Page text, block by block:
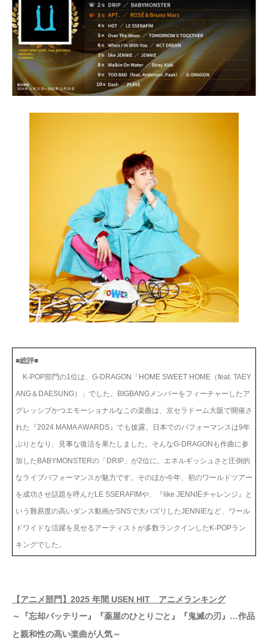
■総評■
K-POP部門の1位は、G-DRAGON「HOME SWEET HOME（feat. TAEY
ANG＆DAESUNG）」でした。BIGBANGメンバーをフィーチャーしたア
グレッシブかつエモーショナルなこの楽曲は、京セラドーム大阪で開催さ
れた『2024 MAMA AWARDS』でも披露。日本でのパフォーマンスは9年
ぶりとなり、見事な復活を果たしました。そんなG-DRAGONも作曲に参
加したBABYMONSTERの「DRIP」が2位に。エネルギッシュさと圧倒的
なライブパフォーマンスが魅力です。そのほか今年、初のワールドツアー
を成功させ話題を呼んだLE SSERAFIMや、『like JENNIEチャレンジ』と
いう難易度の高いダンス動画がSNSで大バズリしたJENNIEなど、ワール
ドワイドな活躍を見せるアーティストが多数ランクインしたK-POPラン
キングでした。
【アニメ部門】2025 年間 USEN HIT アニメランキング
～『忘却バッテリー』『薬屋のひとりごと』『鬼滅の刃』…作品
と親和性の高い楽曲が人気～